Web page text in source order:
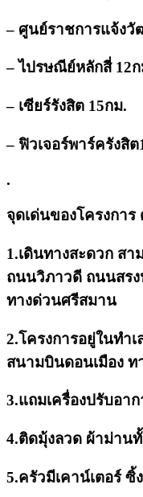
– ศูนย์ราชการแจ้งวั
– ไปรษณีย์หลักสี่ 12ก
– เซียร์รังสิต 15กม.
– ฟิวเจอร์พาร์ครังสิต
.
จุดเด่นของโครงการ
1.เดินทางสะดวก สา
ถนนวิภาวดี ถนนสร
ทางด่วนศรีสมาน
2.โครงการอยู่ในทำ
สนามบินดอนเมือง ท
3.แถมเครื่องปรับอา
4.ติดมุ้งลวด ผ้าม่าน
5.ครัวมีเคาน์เตอร์ ซิ้